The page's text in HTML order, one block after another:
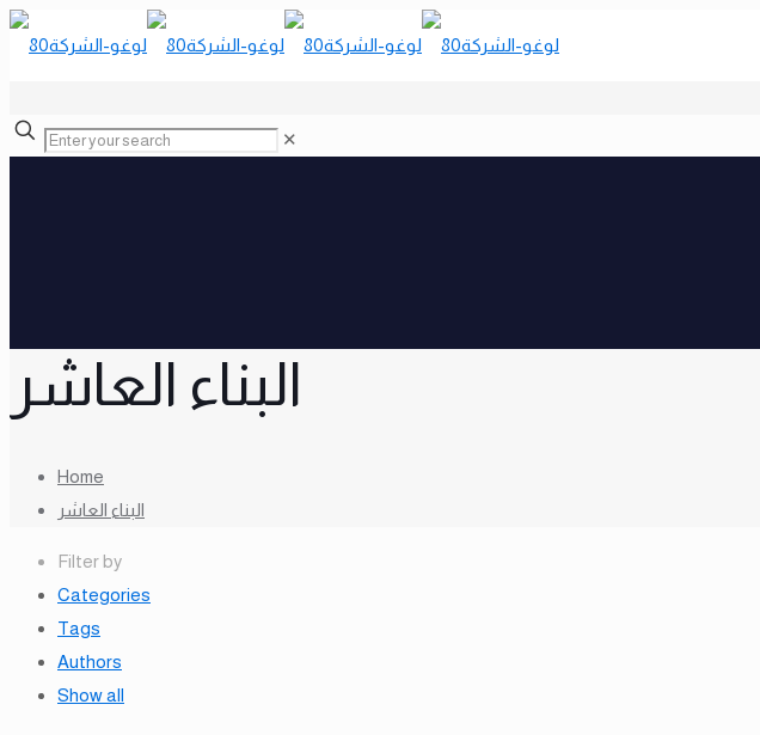
✕
البناء العاشر
Home
البناء العاشر
Filter by
Categories
Tags
Authors
Show all